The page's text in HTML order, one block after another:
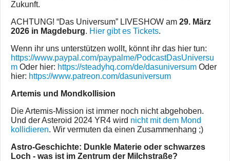
Zukunft.
ACHTUNG! “Das Universum” LIVESHOW am 29. März
2026 in Magdeburg. Hier gibt es Tickets.
Wenn ihr uns unterstützen wollt, könnt ihr das hier tun:
https://www.paypal.com/paypalme/PodcastDasUniversu
m Oder hier: https://steadyhq.com/de/dasuniversum Oder
hier: https://www.patreon.com/dasuniversum
Artemis und Mondkollision
Die Artemis-Mission ist immer noch nicht abgehoben.
Und der Asteroid 2024 YR4 wird nicht mit dem Mond
kollidieren. Wir vermuten da einen Zusammenhang ;)
Astro-Geschichte: Dunkle Materie oder schwarzes
Loch - was ist im Zentrum der Milchstraße?